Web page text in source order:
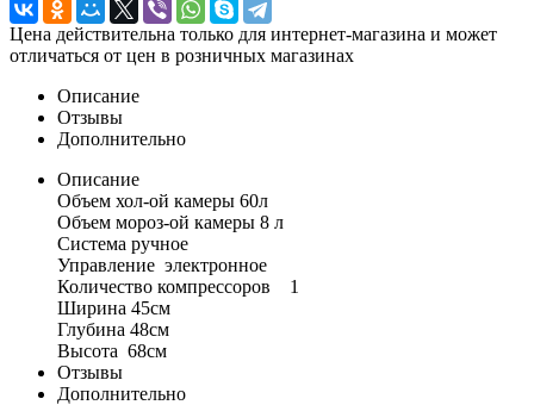
Цена действительна только для интернет-магазина и может
отличаться от цен в розничных магазинах
Описание
Отзывы
Дополнительно
Описание
Объем хол-ой камеры 60л
Объем мороз-ой камеры 8 л
Система ручное
Управление электронное
Количество компрессоров 1
Ширина 45см
Глубина 48см
Высота 68см
Отзывы
Дополнительно